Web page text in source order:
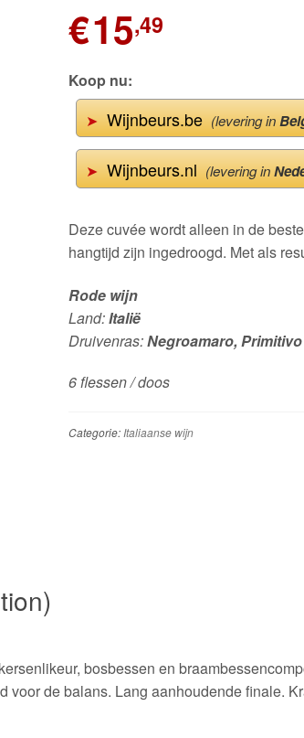
€15,49
Koop nu:
➤Wijnbeurs.be(levering in
➤Wijnbeurs.nl(levering in
Deze cuvée wordt alleen in de
hangtijd zijn ingedroogd. Met als
Rode wijn
Land:Italië
Druivenras:Negroamaro, Primitivo
6 flessen / doos
Categorie: Italiaanse wijn
bosbessen en
de balans. Lang aanhoudende finale.